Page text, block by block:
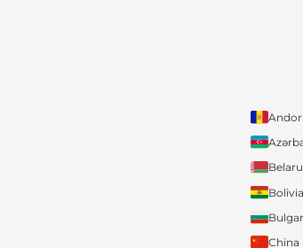
Bolivia
China